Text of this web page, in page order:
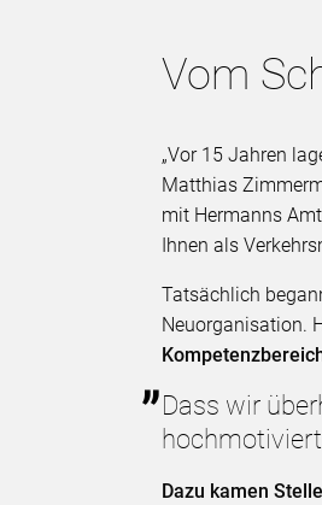
Vom
„Vor 15 Jahren
Matthias
mit Hermanns
Ihnen als
Tatsächlich
Neuorganisation.
Dass wir
Dazu kamen